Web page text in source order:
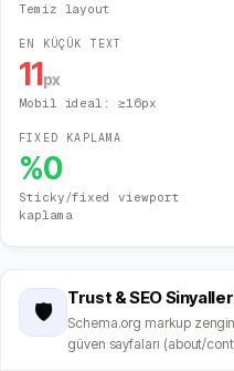
Temiz layout
EN KÜÇÜK TEXT
11px
Mobil ideal: ≥16px
FIXED KAPLAMA
%0
Sticky/fixed viewport
kaplama
🛡️
Trust & SEO
Schema.org markup
güven sayfaları (about/